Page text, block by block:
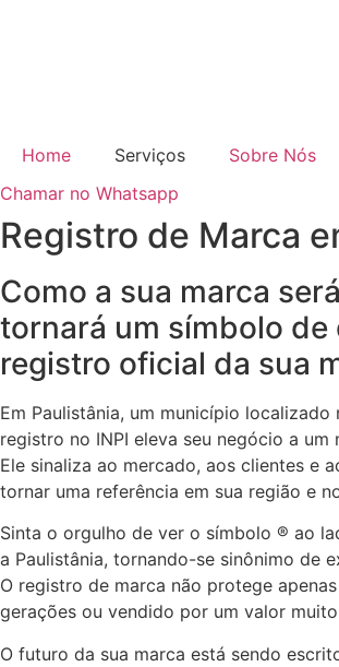
Home Serviços Sobre Nós
Chamar no Whatsapp
Registro de Marca
Como a sua marca
tornará um símbolo
registro oficial da sua
Em Paulistânia, um município
registro no INPI eleva seu negócio a
Ele sinaliza ao mercado, aos clientes e
tornar uma referência em sua região e
Sinta o orgulho de ver o símbolo ® ao
a Paulistânia, tornando-se sinônimo de
O registro de marca não protege
gerações ou vendido por um valor
O futuro da sua marca está sendo